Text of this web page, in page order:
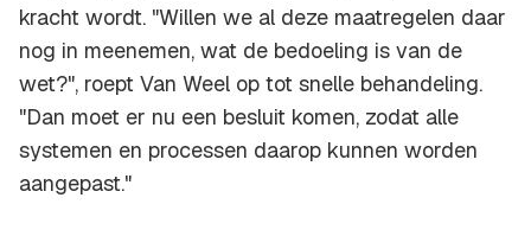
kracht wordt. "Willen we al deze maatregelen daar
nog in meenemen, wat de bedoeling is van de
wet?", roept Van Weel op tot snelle behandeling.
"Dan moet er nu een besluit komen, zodat alle
systemen en processen daarop kunnen worden
aangepast."